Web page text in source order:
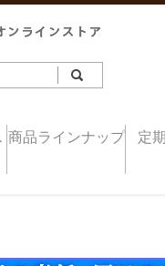
商品ラインナップ 定